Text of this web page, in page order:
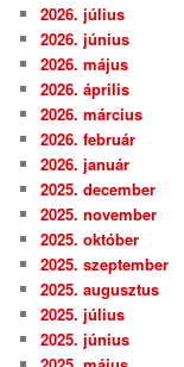
2026. július
2026. június
2026. május
2026. április
2026. március
2026. február
2026. január
2025. december
2025. november
2025. október
2025. szeptember
2025. augusztus
2025. július
2025. június